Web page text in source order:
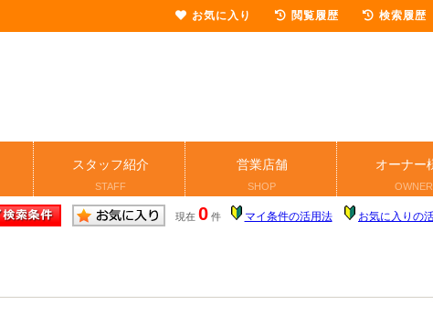
スタッフ紹介
STAFF
営業店舗
SHOP
オーナー
OWNER
現在 0 件 マイ条件の活用法 お気に入りの
お気に入り 閲覧履歴 検索履歴